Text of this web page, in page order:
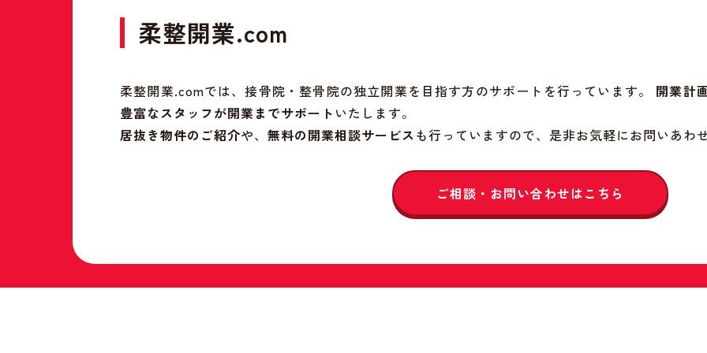
柔整開業.com
柔整開業.comでは、接骨院・整骨院の独立開業を目指す方のサポートを行っています。 開業計
豊富なスタッフが開業までサポート いたします。
居抜き物件のご紹介や、 無料の開業相談サービスも行っていますので、是非お気軽にお問いあわ
ご相談・お問い合わせはこちら